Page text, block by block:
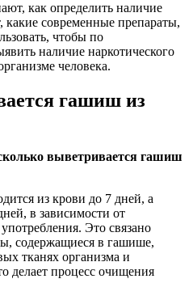
как определить наличие
современные препараты,
чтобы по
наличие наркотического
человека.
гашиш из
выветривается гашиш
из крови до 7 дней, а
в зависимости от
Это связано
содержащиеся в гашише,
тканях организма и
делает процесс очищения